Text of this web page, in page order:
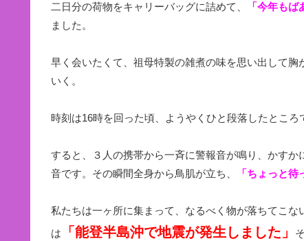
二日分の荷物をキャリーバッグに詰めて、 「今年も
ました。
早く会いたくて、祖母特製の雑煮の味を思い出して
いく。
時刻は16時を回った頃、ようやくひと段落したところ
すると、３人の携帯から一斉に警報音が鳴り、かす
音です。その瞬間全身から鳥肌が立ち、
「ちょっと待
私たちは一ヶ所に集まって、なるべく物が落ちてこ
は
「能登半島沖で地震が発生しました」